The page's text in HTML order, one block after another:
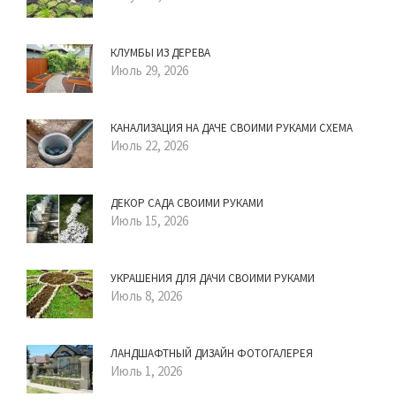
КЛУМБЫ ИЗ ДЕРЕВА
Июль 29, 2026
КАНАЛИЗАЦИЯ НА ДАЧЕ СВОИМИ РУКАМИ СХЕМА
Июль 22, 2026
ДЕКОР САДА СВОИМИ РУКАМИ
Июль 15, 2026
УКРАШЕНИЯ ДЛЯ ДАЧИ СВОИМИ РУКАМИ
Июль 8, 2026
ЛАНДШАФТНЫЙ ДИЗАЙН ФОТОГАЛЕРЕЯ
Июль 1, 2026